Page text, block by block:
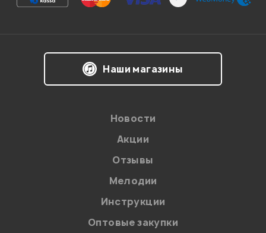
на обработку персональных данных в
Политикой в отношении обработки
персональных данных.
Наши магазины
Новости
Акции
Отзывы
Мелодии
Инструкции
Оптовые закупки